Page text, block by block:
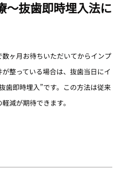
〜抜歯即時埋入法に
ヶ月お待ちいただいてからインプ
整っている場合は、抜歯当日にイ
歯即時埋入”です。この方法は従来
減が期待できます。